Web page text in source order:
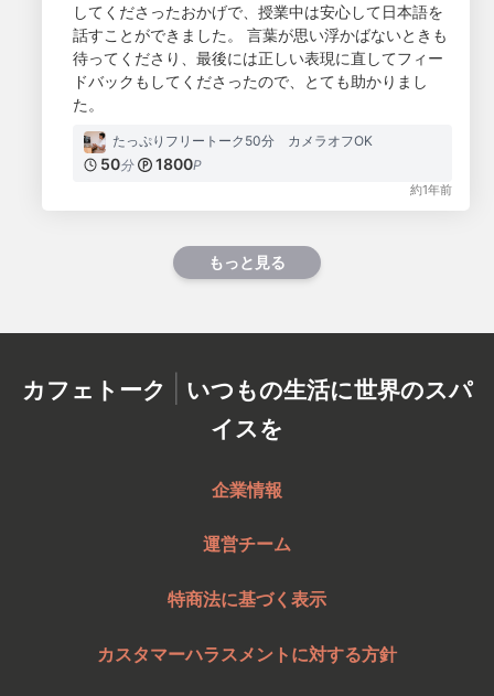
してくださったおかげで、授業中は安心して日本語を
話すことができました。 言葉が思い浮かばないときも
待ってくださり、最後には正しい表現に直してフィー
ドバックもしてくださったので、とても助かりまし
た。
たっぷりフリートーク50分 カメラオフOK
50分 1800P
約1年前
もっと見る
カフェトーク | いつもの生活に世界のスパ
イスを
企業情報
運営チーム
特商法に基づく表示
カスタマーハラスメントに対する方針